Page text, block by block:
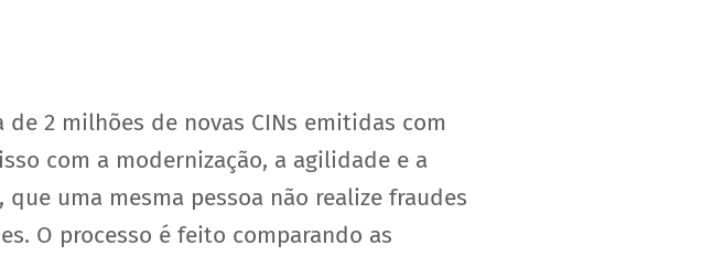
2 milhões de novas CINs emitidas com
com a modernização, a agilidade e a
uma mesma pessoa não realize fraudes
O processo é feito comparando as